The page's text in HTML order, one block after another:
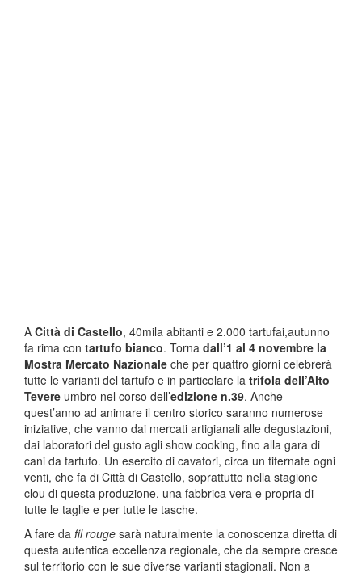
A Città di Castello, 40mila abitanti e 2.000 tartufai,autunno
fa rima con tartufo bianco. Torna dall’1 al 4 novembre la
Mostra Mercato Nazionale che per quattro giorni celebrerà
tutte le varianti del tartufo e in particolare la trifola dell’Alto
Tevere umbro nel corso dell’edizione n.39. Anche
quest’anno ad animare il centro storico saranno numerose
iniziative, che vanno dai mercati artigianali alle degustazioni,
dai laboratori del gusto agli show cooking, fino alla gara di
cani da tartufo. Un esercito di cavatori, circa un tifernate ogni
venti, che fa di Città di Castello, soprattutto nella stagione
clou di questa produzione, una fabbrica vera e propria di
tutte le taglie e per tutte le tasche.
A fare da fil rouge sarà naturalmente la conoscenza diretta di
questa autentica eccellenza regionale, che da sempre cresce
sul territorio con le sue diverse varianti stagionali. Non a